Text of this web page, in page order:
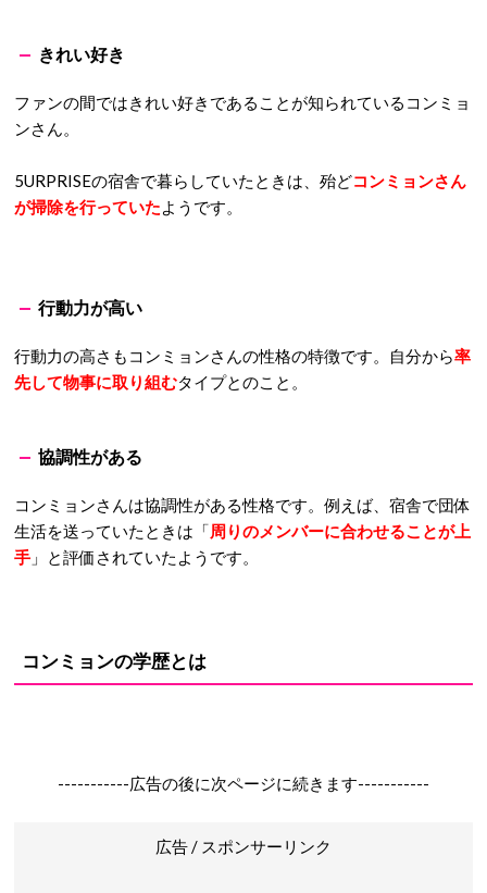
きれい好き
ファンの間ではきれい好きであることが知られているコンミョ
ンさん。
5URPRISEの宿舎で暮らしていたときは、殆どコンミョンさん
が掃除を行っていたようです。
行動力が高い
行動力の高さもコンミョンさんの性格の特徴です。自分から率
先して物事に取り組むタイプとのこと。
協調性がある
コンミョンさんは協調性がある性格です。例えば、宿舎で団体
生活を送っていたときは「周りのメンバーに合わせることが上
手 」と評価されていたようです。
コンミョンの学歴とは
-----------広告の後に次ページに続きます-----------
広告 / スポンサーリンク